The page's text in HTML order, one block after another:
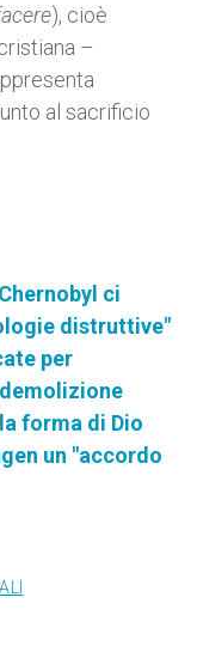
), cioè
–
al sacrificio
ci
distruttive"
per
forma di Dio
un "accordo